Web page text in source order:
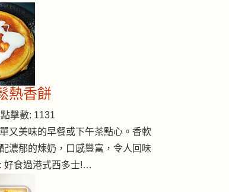
熱香餅
點擊數: 1131
又美味的早餐或下午茶點心。香軟
濃郁的煉奶，口感豐富，令人回味
好食過港式西多士!…